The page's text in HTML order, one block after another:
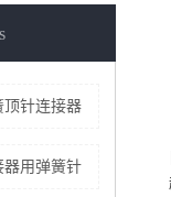
顶针连接器
器用弹簧针